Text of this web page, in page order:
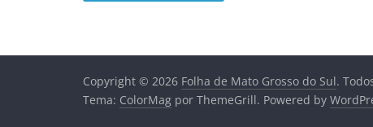
Copyright © 2026 Folha de Mato Grosso do Sul.
Tema: ColorMag por ThemeGrill. Powered by